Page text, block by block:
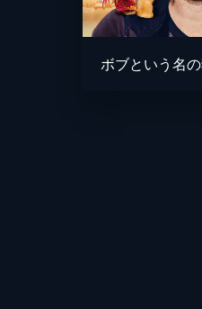
ボブという名